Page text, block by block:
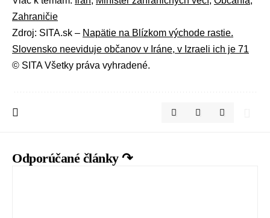
Zahraničie
Zdroj: SITA.sk – Napätie na Blízkom východe rastie.
Slovensko neeviduje občanov v Iráne, v Izraeli ich je 71
© SITA Všetky práva vyhradené.
Odporúčané články ↷